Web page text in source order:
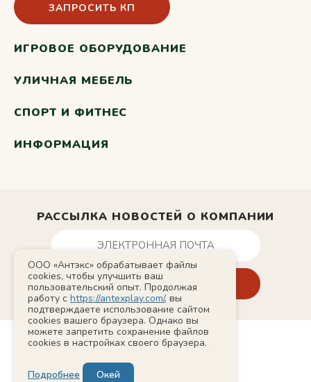
ООО «Антэкс» обрабатывает файлы
cookies, чтобы улучшить ваш
пользовательский опыт. Продолжая
работу с https://antexplay.com/, вы
подтверждаете использование сайтом
cookies вашего браузера. Однако вы
можете запретить сохранение файлов
cookies в настройках своего браузера.
Подробнее Окей
ЗАПРОСИТЬ КП
ИГРОВОЕ ОБОРУДОВАНИЕ
УЛИЧНАЯ МЕБЕЛЬ
СПОРТ И ФИТНЕС
ИНФОРМАЦИЯ
РАССЫЛКА НОВОСТЕЙ О КОМПАНИИ
© 2011-2026 AntexPlay
Сайт использует cookie